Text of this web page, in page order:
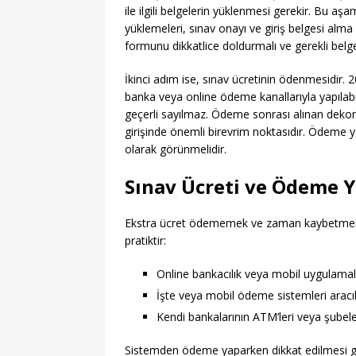
ile ilgili belgelerin yüklenmesi gerekir. Bu
yüklemeleri, sınav onayı ve giriş belgesi
formunu dikkatlice doldurmalı ve gerekli
İkinci adım ise, sınav ücretinin ödenmesidir.
banka veya online ödeme kanallarıyla
geçerli sayılmaz. Ödeme sonrası alınan
girişinde önemli birevrim noktasıdır. Ödeme
olarak görünmelidir.
Sınav Ücreti ve Ödeme
Ekstra ücret ödememek ve zaman
pratiktir:
Online bankacılık veya mobil
İşte veya mobil ödeme sistemleri
Kendi bankalarının ATM’leri veya
Sistemden ödeme yaparken dikkat edilmesi